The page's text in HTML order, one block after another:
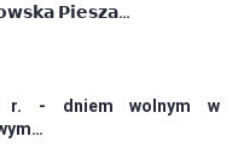
𝗣𝗶𝗲𝘀𝘇𝗮…
r. - dniem wolnym w